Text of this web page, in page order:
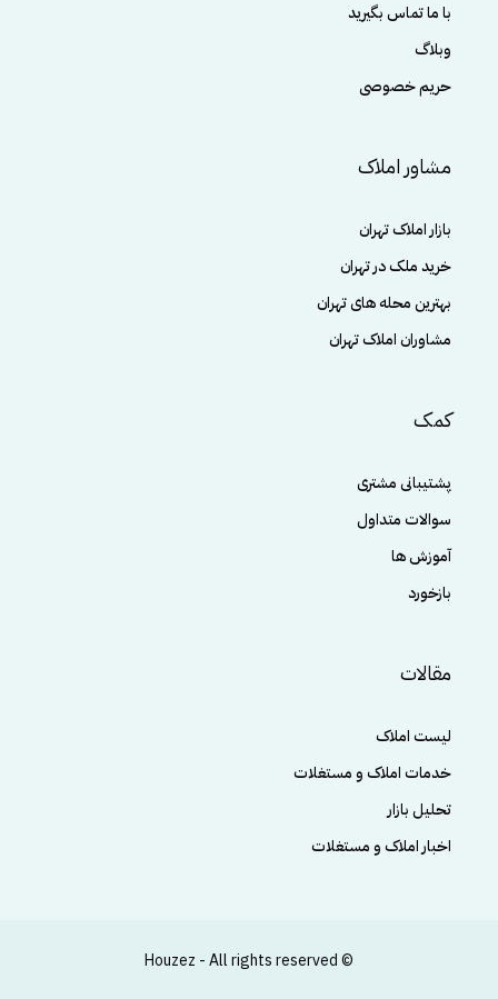
با ما تماس بگیرید
وبلاگ
حریم خصوصی
مشاور املاک
بازار املاک تهران
خرید ملک در تهران
بهترین محله های تهران
مشاوران املاک تهران
کمک
پشتیبانی مشتری
سوالات متداول
آموزش ها
بازخورد
مقالات
لیست املاک
خدمات املاک و مستغلات
تحلیل بازار
اخبار املاک و مستغلات
© Houzez - All rights reserved